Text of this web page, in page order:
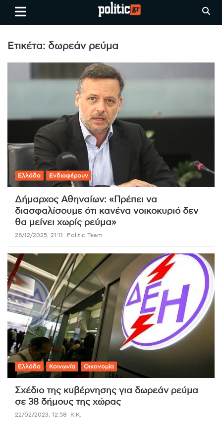
Skip
Ειδήσεις απο τη
Θεσσαλονίκη, την Ελλάδα και
όλο τον Κόσμο
politic.gr
Ετικέτα: δωρεάν ρεύμα
Ελλάδα Ενδιαφέρουν
Δήμαρχος Αθηναίων: «Πρέπει να
διασφαλίσουμε ότι κανένα νοικοκυριό δεν
θα μείνει χωρίς ρεύμα»
28/12/2025, 21:11 Politic Team
Ελλάδα Κοινωνία Οικονομία
Σχέδιο της κυβέρνησης για δωρεάν ρεύμα
σε 38 δήμους της χώρας
22/02/2023, 12:58 K.K.